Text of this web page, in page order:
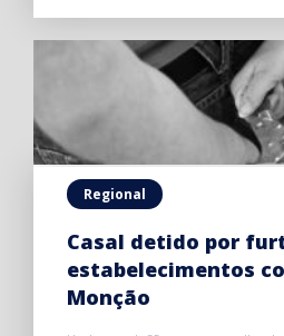
Regional
Casal detido por
estabelecimentos
Monção